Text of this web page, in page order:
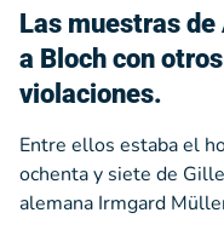
Las muestras
a Bloch con
violaciones.
Entre ellos estaba el
ochenta y siete de
alemana Irmgard